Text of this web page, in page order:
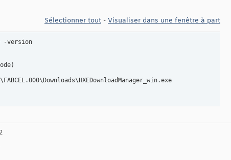
Sélectionner tout - Visualiser dans une fenêtre à part
-version